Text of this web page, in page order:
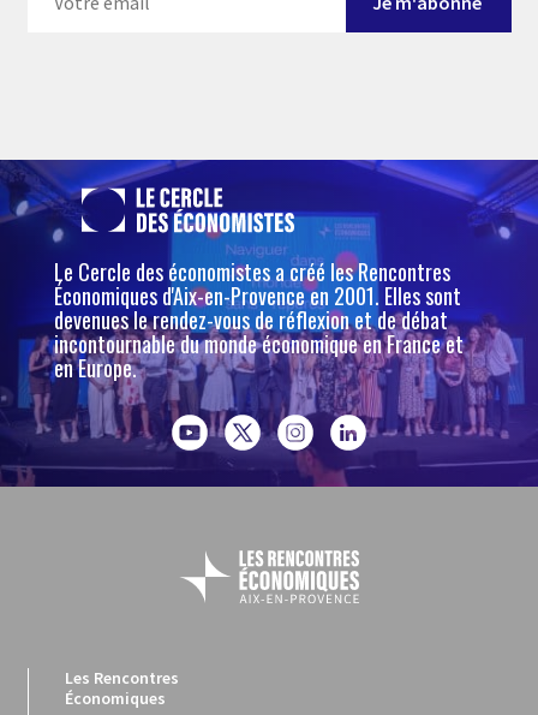
Le Cercle des économistes a créé les Rencontres
Économiques d'Aix-en-Provence en 2001. Elles sont
devenues le rendez-vous de réflexion et de débat
incontournable du monde économique en France et
en Europe.
Les Rencontres
Économiques